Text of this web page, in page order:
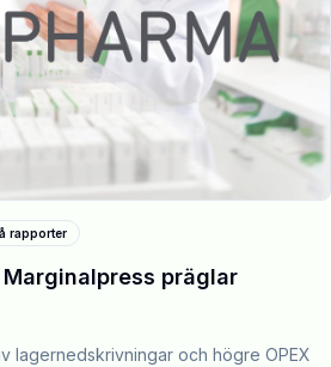
rapporter
Marginalpress präglar
lagernedskrivningar och högre OPEX